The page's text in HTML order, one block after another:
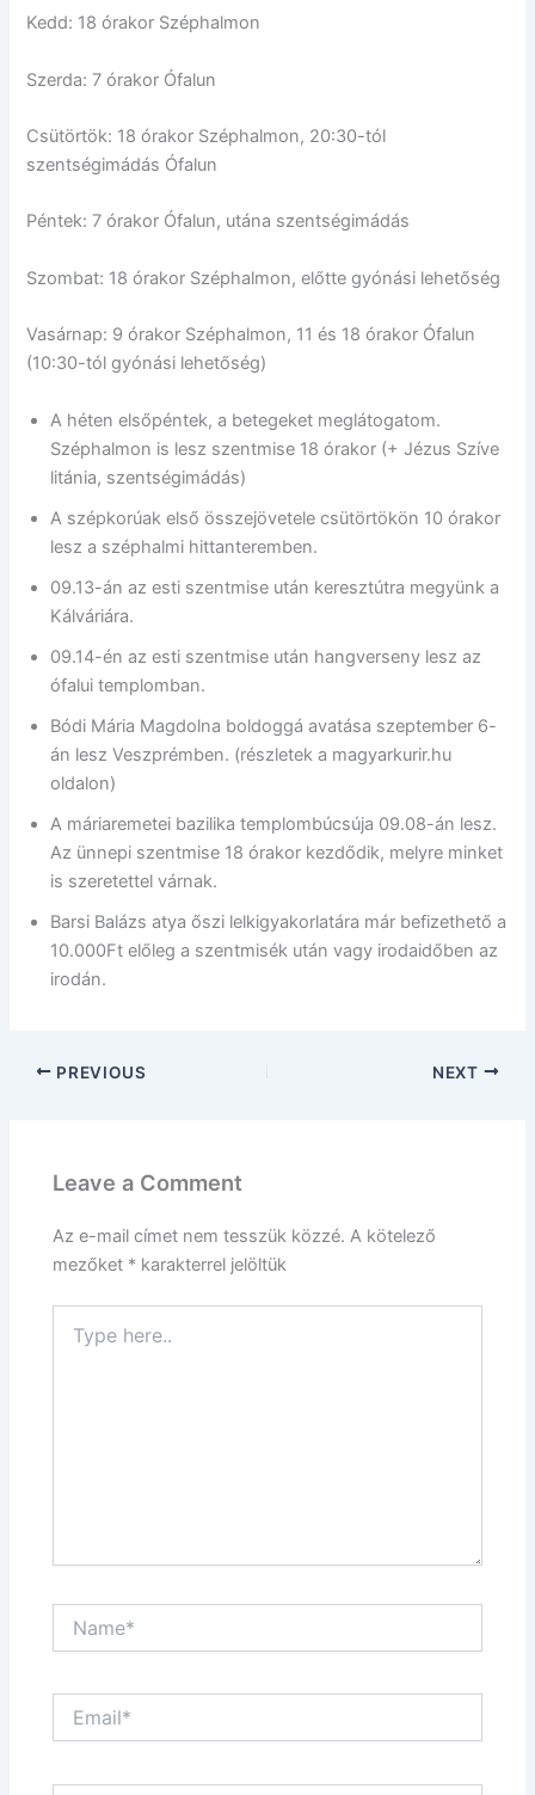
Kedd: 18 órakor Széphalmon
Szerda: 7 órakor Ófalun
Csütörtök: 18 órakor Széphalmon, 20:30-tól
szentségimádás Ófalun
Péntek: 7 órakor Ófalun, utána szentségimádás
Szombat: 18 órakor Széphalmon, előtte gyónási lehetőség
Vasárnap: 9 órakor Széphalmon, 11 és 18 órakor Ófalun
(10:30-tól gyónási lehetőség)
A héten elsőpéntek, a betegeket meglátogatom.
Széphalmon is lesz szentmise 18 órakor (+ Jézus Szíve
litánia, szentségimádás)
A szépkorúak első összejövetele csütörtökön 10 órakor
lesz a széphalmi hittanteremben.
09.13-án az esti szentmise után keresztútra megyünk a
Kálváriára.
09.14-én az esti szentmise után hangverseny lesz az
ófalui templomban.
Bódi Mária Magdolna boldoggá avatása szeptember 6-
án lesz Veszprémben. (részletek a magyarkurir.hu
oldalon)
A máriaremetei bazilika templombúcsúja 09.08-án lesz.
Az ünnepi szentmise 18 órakor kezdődik, melyre minket
is szeretettel várnak.
Barsi Balázs atya őszi lelkigyakorlatára már befizethető a
10.000Ft előleg a szentmisék után vagy irodaidőben az
irodán.
PREVIOUS NEXT
Leave a Comment
Az e-mail címet nem tesszük közzé. A kötelező
mezőket * karakterrel jelöltük
here..